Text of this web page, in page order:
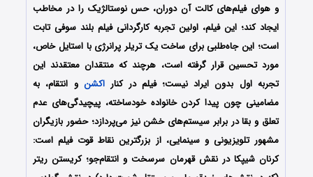
و هوای فیلم‌های کالت آن دوران، حس نوستالژیک را در مخاطب
ایجاد کند؛ این فیلم، اولین تجربه کارگردانی فیلم بلند سوفی تابت
است؛ این جاه‌طلبی برای ساخت یک تریلر پرانرژی با استایل خاص،
مورد تحسین قرار گرفته است، هرچند که منتقدان معتقدند این
تجربه اول بدون ایراد نیست؛ فیلم در کناراکشن و انتقام، به
مضامینی چون پیدا کردن خانواده خودساخته، پیچیدگی‌های عدم
تعلق و بقا در برابر سیستم‌های خشن نیز می‌پردازد؛ حضور بازیگران
مشهور تلویزیونی و سینمایی، از بزرگترین نقاط قوت فیلم است:
کرنان شیپکا در نقش قهرمان سرسخت و انتقام‌جو؛ کریستن ریتر